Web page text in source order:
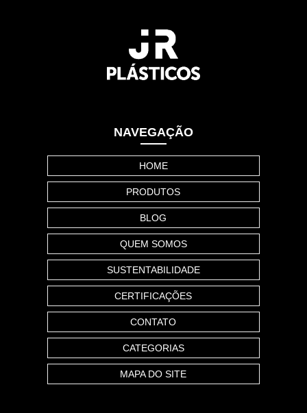
NAVEGAÇÃO
HOME
PRODUTOS
BLOG
QUEM SOMOS
SUSTENTABILIDADE
CERTIFICAÇÕES
CONTATO
CATEGORIAS
MAPA DO SITE